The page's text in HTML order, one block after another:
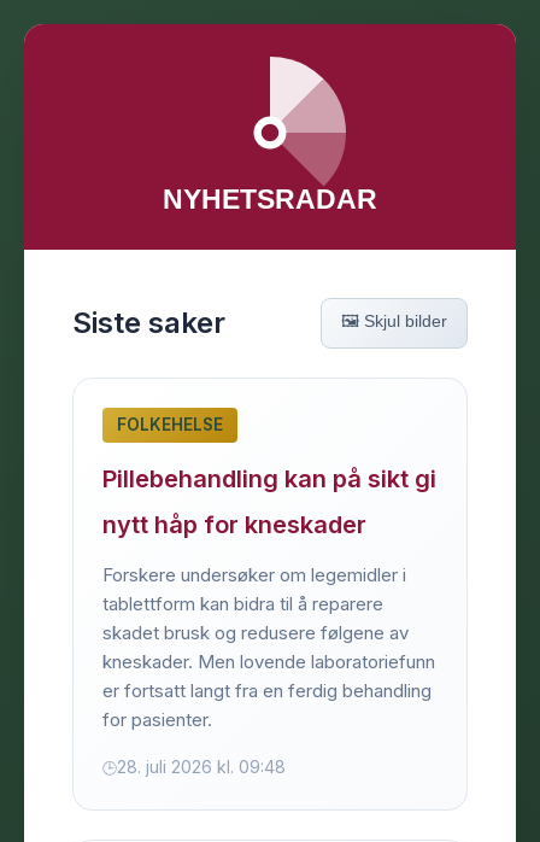
Siste saker 🖼️ Skjul bilder
FOLKEHELSE
Pillebehandling kan på sikt gi
nytt håp for kneskader
Forskere undersøker om legemidler i
tablettform kan bidra til å reparere
skadet brusk og redusere følgene av
kneskader. Men lovende laboratoriefunn
er fortsatt langt fra en ferdig behandling
for pasienter.
28. juli 2026 kl. 09:48